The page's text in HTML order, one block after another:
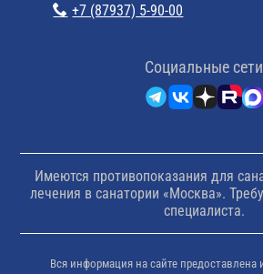
+7 (87937) 5-90-00
Cоциальные сети
Имеются противопоказания для
лечения в санатории «Москва».
специалиста.
Вся информация на сайте предоставлена